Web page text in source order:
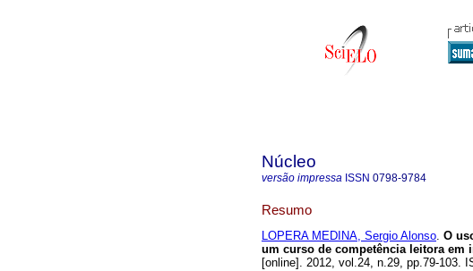
Núcleo
versão impressa ISSN 0798-9784
Resumo
LOPERA MEDINA, Sergio Alonso. O
um curso de competência leitora em
[online]. 2012, vol.24, n.29, pp.79-103.